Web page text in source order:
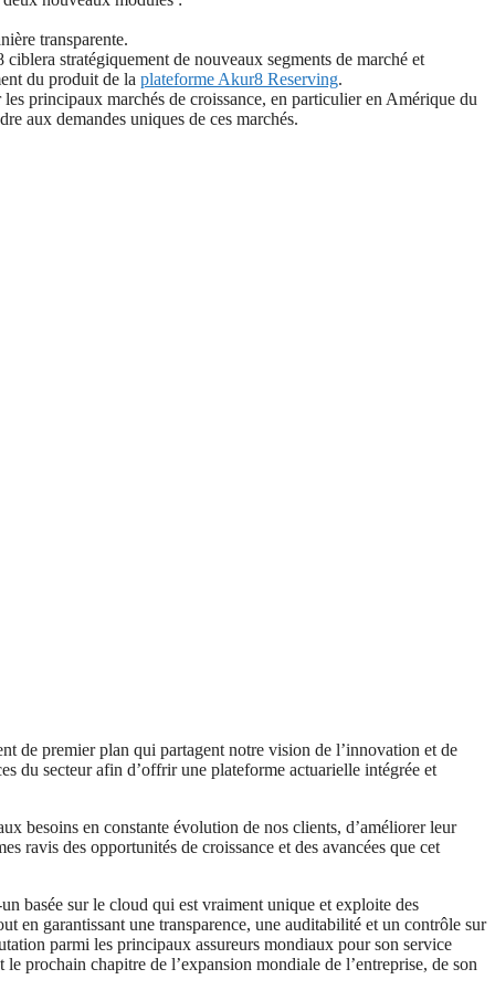
transparente.
stratégiquement de nouveaux segments de marché et
du produit de la plateforme Akur8 Reserving.
principaux marchés de croissance, en particulier en Amérique du
aux demandes uniques de ces marchés.
de premier plan qui partagent notre vision de l’innovation et de
du secteur afin d’offrir une plateforme actuarielle intégrée et
besoins en constante évolution de nos clients, d’améliorer leur
ravis des opportunités de croissance et des avancées que cet
basée sur le cloud qui est vraiment unique et exploite des
en garantissant une transparence, une auditabilité et un contrôle sur
parmi les principaux assureurs mondiaux pour son service
prochain chapitre de l’expansion mondiale de l’entreprise, de son